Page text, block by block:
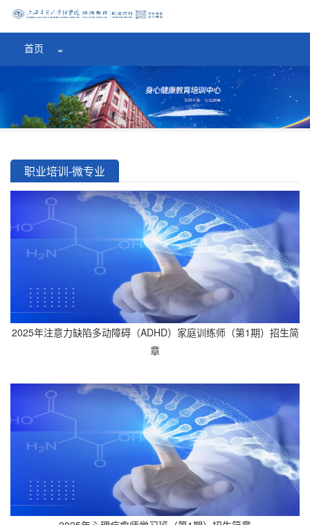
医学院首页
首页 =
职业培训-微专业
2025年注意力缺陷多动障碍（ADHD）家庭训练师（第1期）招生简
章